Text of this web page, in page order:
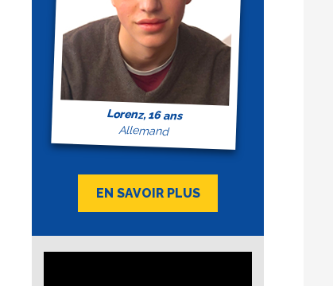
Lorenz, 16 ans
Allemand
EN SAVOIR PLUS